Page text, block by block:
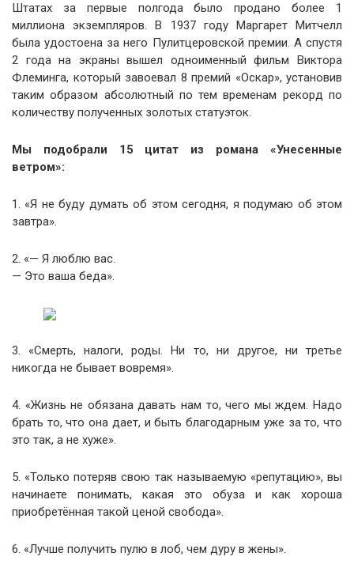
Штатах за первые полгода было продано более 1
миллиона экземпляров. В 1937 году Маргарет Митчелл
была удостоена за него Пулитцеровской премии. А спустя
2 года на экраны вышел одноименный фильм Виктора
Флеминга, который завоевал 8 премий «Оскар», установив
таким образом абсолютный по тем временам рекорд по
количеству полученных золотых статуэток.
Мы подобрали 15 цитат из романа «Унесенные
ветром»:
1. «Я не буду думать об этом сегодня, я подумаю об этом
завтра».
2. «— Я люблю вас.
— Это ваша беда».
3. «Смерть, налоги, роды. Ни то, ни другое, ни третье
никогда не бывает вовремя».
4. «Жизнь не обязана давать нам то, чего мы ждем. Надо
брать то, что она дает, и быть благодарным уже за то, что
это так, а не хуже».
5. «Только потеряв свою так называемую «репутацию», вы
начинаете понимать, какая это обуза и как хороша
приобретённая такой ценой свобода».
6. «Лучше получить пулю в лоб, чем дуру в жены».